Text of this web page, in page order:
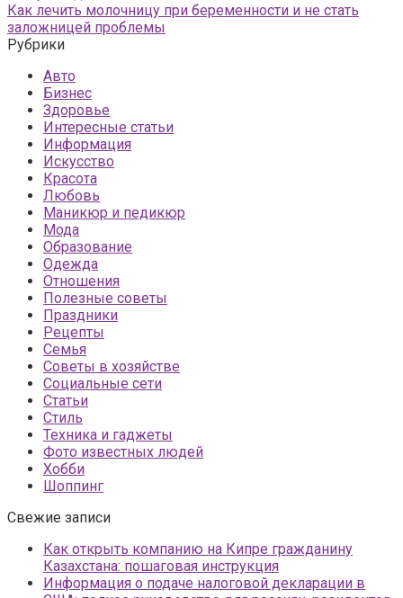
Как лечить молочницу при беременности и не стать
заложницей проблемы
Рубрики
Авто
Бизнес
Здоровье
Интересные статьи
Информация
Искусство
Красота
Любовь
Маникюр и педикюр
Мода
Образование
Одежда
Отношения
Полезные советы
Праздники
Рецепты
Семья
Советы в хозяйстве
Социальные сети
Статьи
Стиль
Техника и гаджеты
Фото известных людей
Хобби
Шоппинг
Свежие записи
Как открыть компанию на Кипре гражданину
Казахстана: пошаговая инструкция
Информация о подаче налоговой декларации в